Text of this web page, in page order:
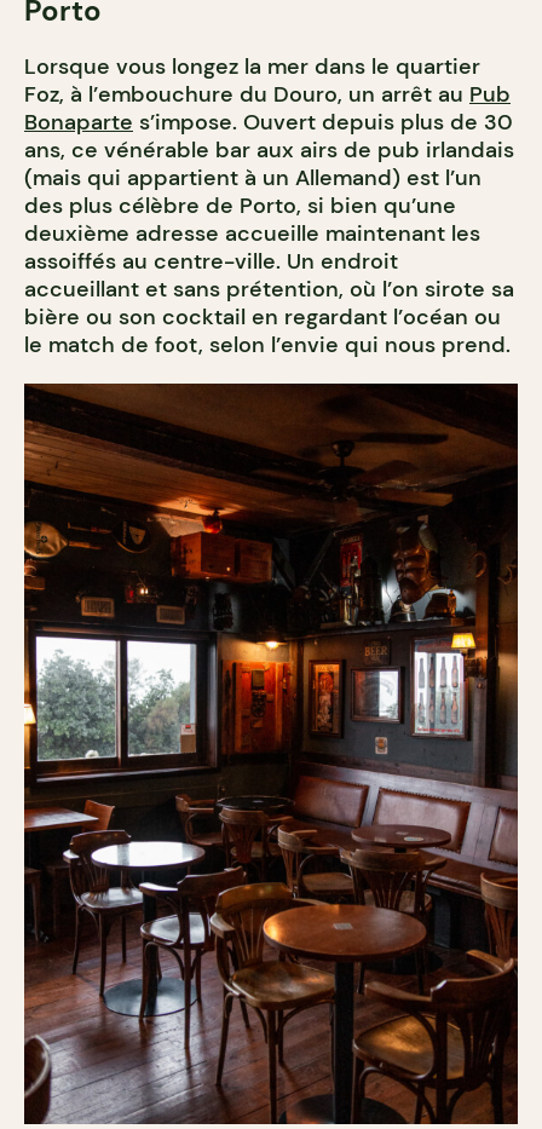
Porto
Lorsque vous longez la mer dans le quartier
Foz, à l’embouchure du Douro, un arrêt au Pub
Bonaparte s’impose. Ouvert depuis plus de 30
ans, ce vénérable bar aux airs de pub irlandais
(mais qui appartient à un Allemand) est l’un
des plus célèbre de Porto, si bien qu’une
deuxième adresse accueille maintenant les
assoiffés au centre-ville. Un endroit
accueillant et sans prétention, où l’on sirote sa
bière ou son cocktail en regardant l’océan ou
le match de foot, selon l’envie qui nous prend.